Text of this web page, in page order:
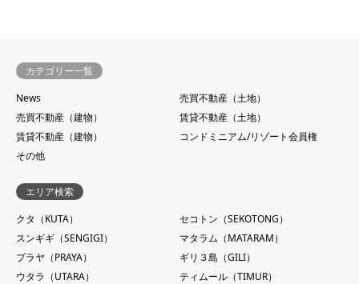
カテゴリー一覧
News
売買不動産（土地）
売買不動産（建物）
賃貸不動産（土地）
賃貸不動産（建物）
コンドミニアム/リゾート会員権
その他
エリア検索
クタ（KUTA）
セコトン（SEKOTONG）
スンギギ（SENGIGI）
マタラム（MATARAM）
プラヤ（PRAYA）
ギリ３島（GILI）
ウタラ（UTARA）
ティムール（TIMUR）